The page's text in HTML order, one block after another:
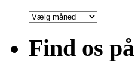
Arkiver
Find os